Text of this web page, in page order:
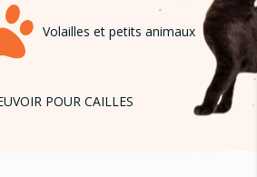
Volailles et petits animaux
POUR CAILLES